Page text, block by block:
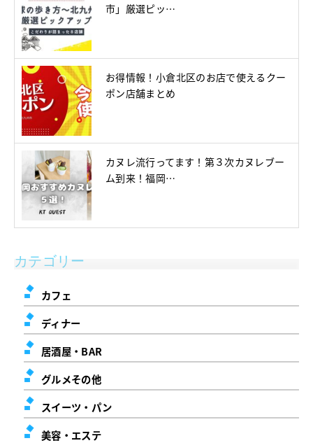
市」厳選ピッ…
お得情報！小倉北区のお店で使えるクー
ポン店舗まとめ
カヌレ流行ってます！第３次カヌレブー
ム到来！福岡…
カテゴリー
カフェ
ディナー
居酒屋・BAR
グルメその他
スイーツ・パン
美容・エステ